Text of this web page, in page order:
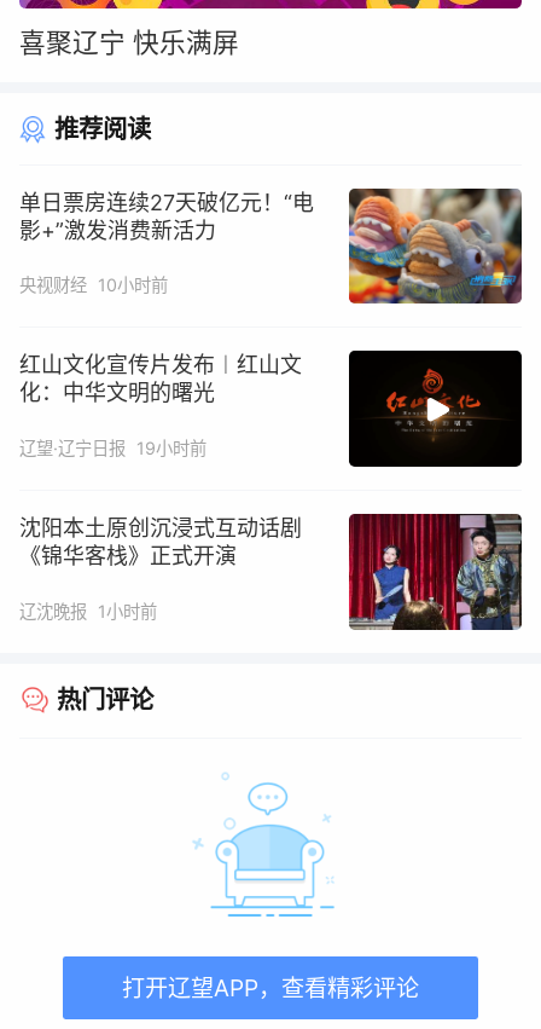
喜聚辽宁 快乐满屏
推荐阅读
单日票房连续‌27天‌破亿元！“电
影+”激发消费新活力
央视财经 10小时前
红山文化宣传片发布︱红山文
化：中华文明的曙光
辽望·辽宁日报 19小时前
沈阳本土原创沉浸式互动话剧
《锦华客栈》正式开演
辽沈晚报 1小时前
热门评论
打开辽望APP，查看精彩评论